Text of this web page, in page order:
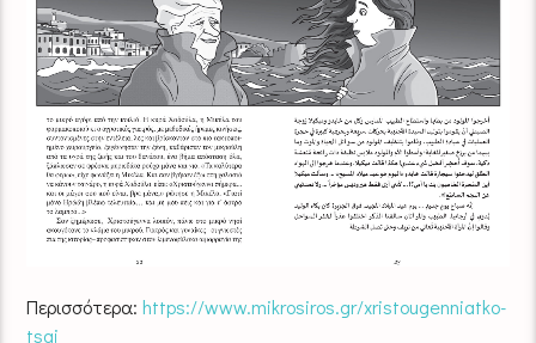
Περισσότερα:https://www.mikrosiros.gr/xristougenniatko-
tsai